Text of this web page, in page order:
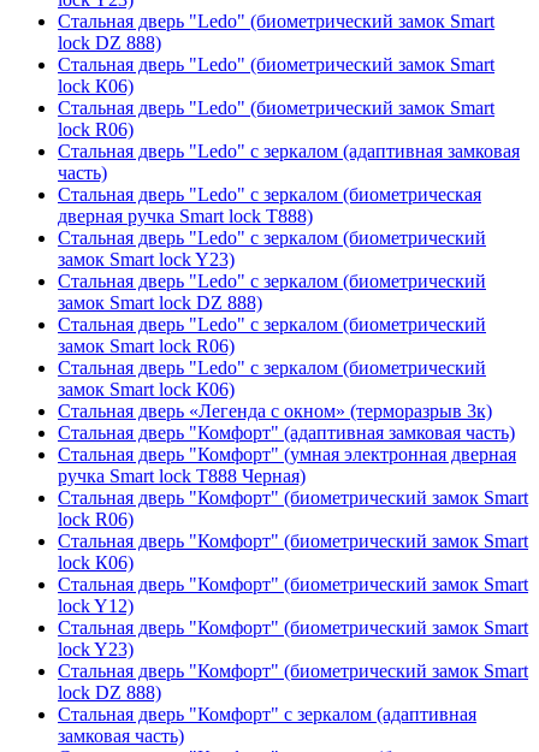
Стальная дверь "Ledo" (биометрический замок Smart
lock DZ 888)
Стальная дверь "Ledo" (биометрический замок Smart
lock К06)
Стальная дверь "Ledo" (биометрический замок Smart
lock R06)
Стальная дверь "Ledo" с зеркалом (адаптивная замковая
часть)
Стальная дверь "Ledo" с зеркалом (биометрическая
дверная ручка Smart lock T888)
Стальная дверь "Ledo" с зеркалом (биометрический
замок Smart lock Y23)
Стальная дверь "Ledo" с зеркалом (биометрический
замок Smart lock DZ 888)
Стальная дверь "Ledo" с зеркалом (биометрический
замок Smart lock R06)
Стальная дверь "Ledo" с зеркалом (биометрический
замок Smart lock К06)
Стальная дверь «Легенда с окном» (терморазрыв 3к)
Стальная дверь "Комфорт" (адаптивная замковая часть)
Стальная дверь "Комфорт" (умная электронная дверная
ручка Smart lock T888 Черная)
Стальная дверь "Комфорт" (биометрический замок Smart
lock R06)
Стальная дверь "Комфорт" (биометрический замок Smart
lock К06)
Стальная дверь "Комфорт" (биометрический замок Smart
lock Y12)
Стальная дверь "Комфорт" (биометрический замок Smart
lock Y23)
Стальная дверь "Комфорт" (биометрический замок Smart
lock DZ 888)
Стальная дверь "Комфорт" с зеркалом (адаптивная
замковая часть)